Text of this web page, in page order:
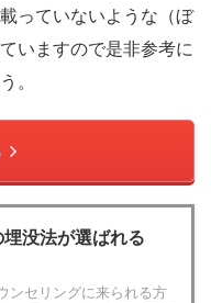
っていないような（ぼ
いますので是非参考に
。
没法が選ばれる
ンセリングに来られる方